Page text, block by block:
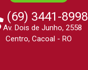
(69) 3441-8998
Av. Dois de Junho, 2558
Centro, Cacoal - RO